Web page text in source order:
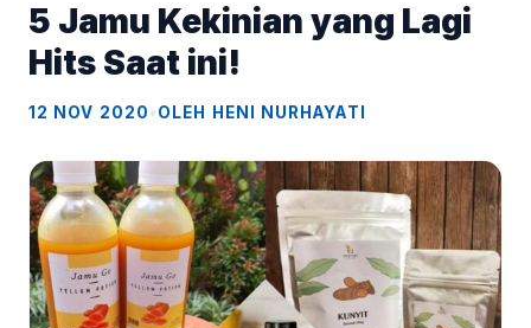
5 Jamu Kekinian yang Lagi
Hits Saat ini!
12 NOV 2020•OLEH HENI NURHAYATI